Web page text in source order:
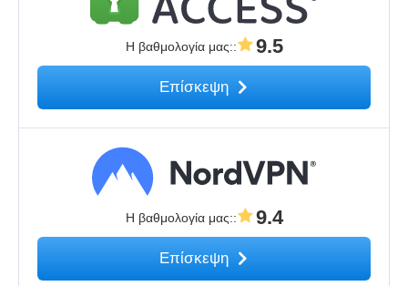
Η βαθμολογία μας:: 9.5
Επίσκεψη
Η βαθμολογία μας:: 9.4
Επίσκεψη